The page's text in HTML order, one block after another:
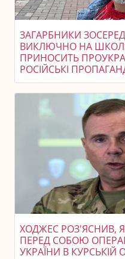
ЗАГАРБНИКИ
ВИКЛЮЧНО НА
ПРИНОСИТЬ
РОСІЙСЬКІ
ХОДЖЕС РОЗ'ЯСНИВ,
ПЕРЕД СОБОЮ
УКРАЇНИ В КУРСЬКІЙ